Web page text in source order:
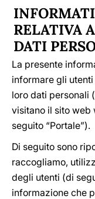
RELATIVA
DATI
La presente
informare gli
loro dati personali
visitano il sito web
seguito “Portale”).
Di seguito sono
raccogliamo,
degli utenti (di
informazione che